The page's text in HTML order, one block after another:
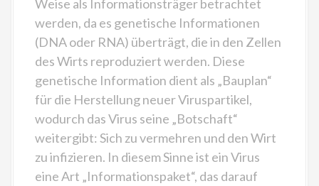
Weise als Informationsträger betrachtet
werden, da es genetische Informationen
(DNA oder RNA) überträgt, die in den Zellen
des Wirts reproduziert werden. Diese
genetische Information dient als „Bauplan“
für die Herstellung neuer Viruspartikel,
wodurch das Virus seine „Botschaft“
weitergibt: Sich zu vermehren und den Wirt
zu infizieren. In diesem Sinne ist ein Virus
eine Art „Informationspaket“, das darauf